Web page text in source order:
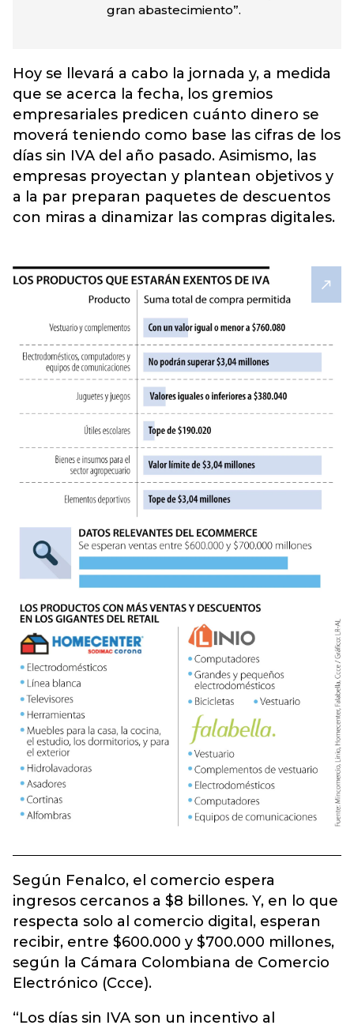
gran abastecimiento”.
Hoy se llevará a cabo la jornada y, a medida
que se acerca la fecha, los gremios
empresariales predicen cuánto dinero se
moverá teniendo como base las cifras de los
días sin IVA del año pasado. Asimismo, las
empresas proyectan y plantean objetivos y
a la par preparan paquetes de descuentos
con miras a dinamizar las compras digitales.
Según Fenalco, el comercio espera
ingresos cercanos a $8 billones. Y, en lo que
respecta solo al comercio digital, esperan
recibir, entre $600.000 y $700.000 millones,
según la Cámara Colombiana de Comercio
Electrónico (Ccce).
“Los días sin IVA son un incentivo al